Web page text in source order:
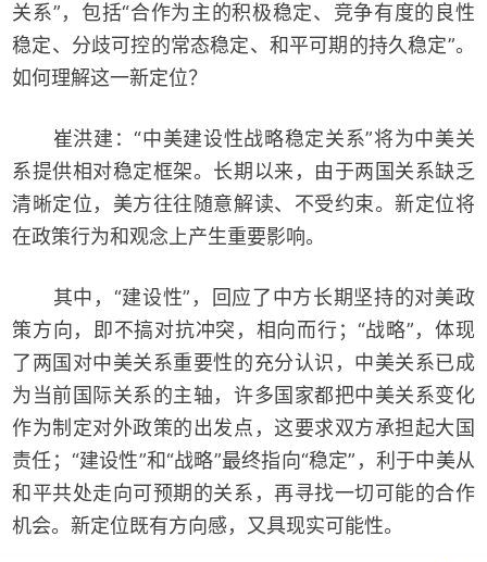
关系”，包括“合作为主的积极稳定、竞争有度的良性
稳定、分歧可控的常态稳定、和平可期的持久稳定”。
如何理解这一新定位？
崔洪建：“中美建设性战略稳定关系”将为中美关
系提供相对稳定框架。长期以来，由于两国关系缺乏
清晰定位，美方往往随意解读、不受约束。新定位将
在政策行为和观念上产生重要影响。
其中，“建设性”，回应了中方长期坚持的对美政
策方向，即不搞对抗冲突，相向而行；“战略”，体现
了两国对中美关系重要性的充分认识，中美关系已成
为当前国际关系的主轴，许多国家都把中美关系变化
作为制定对外政策的出发点，这要求双方承担起大国
责任；“建设性”和“战略”最终指向“稳定”，利于中美从
和平共处走向可预期的关系，再寻找一切可能的合作
机会。新定位既有方向感，又具现实可能性。